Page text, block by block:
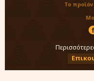
Το προϊόν